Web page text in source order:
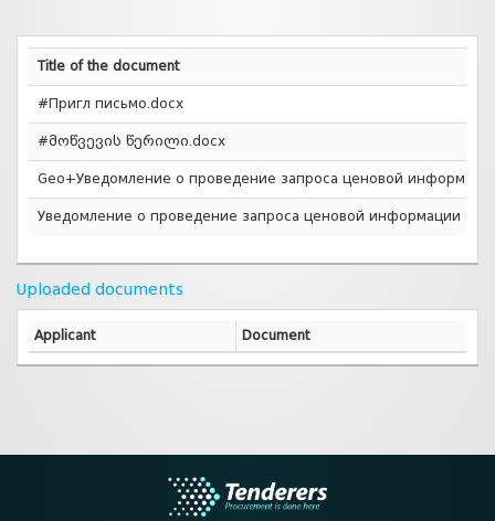
Title of the document
#Пригл письмо.docx
#მოწვევის წერილი.docx
Geo+Уведомление о проведение запроса ценовой
Уведомление о проведение запроса ценовой информации
Uploaded documents
Applicant Document